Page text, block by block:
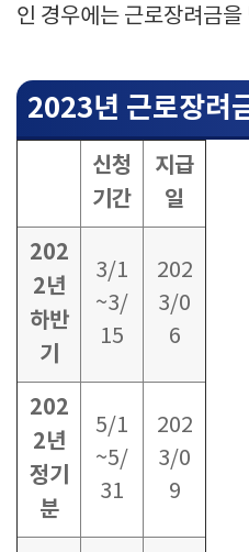
인 경우에는 근로장려금
2023년 근로장려
신청
기간
지급
일
202
2년
하반
기
3/1
~3/
15
202
3/0
6
202
2년
정기
분
5/1
~5/
31
202
3/0
9